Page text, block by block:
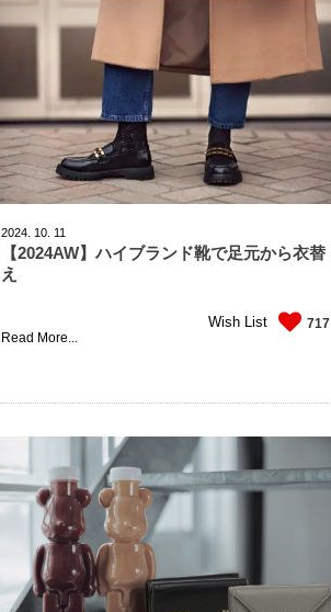
2024. 10. 11
【2024AW】ハイブランド靴で足元から衣替
え
Read More...
717
Wish List